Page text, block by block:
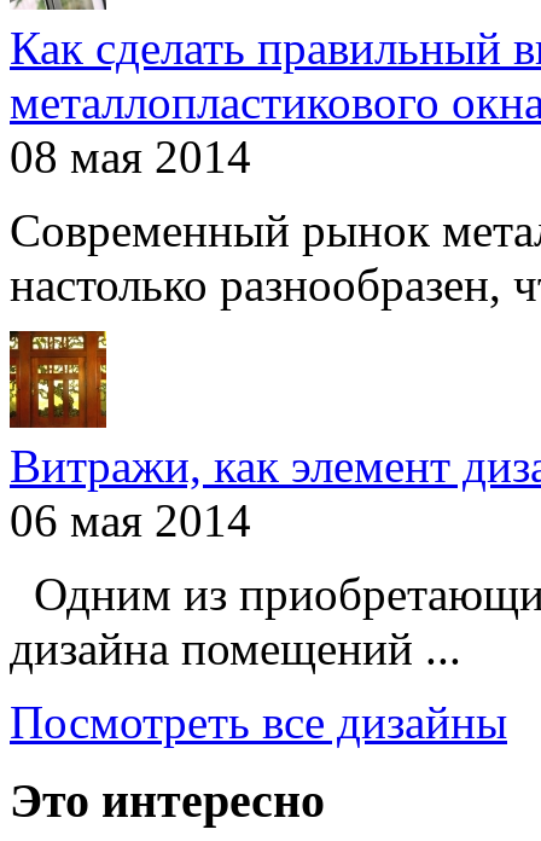
Как сделать правильный
металлопластикового
08 мая 2014
Современный рынок
настолько разнообразен,
Витражи, как элемент
06 мая 2014
Одним из
дизайна помещений ...
Посмотреть все дизайны
Это интересно